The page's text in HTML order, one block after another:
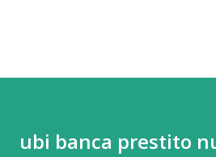
ubi banca prestito